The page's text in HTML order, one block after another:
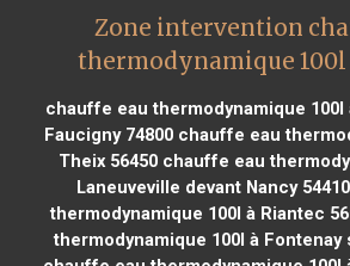
Zone intervention
thermodynamique 100l
chauffe eau thermodynamique 100l
Faucigny 74800chauffe eau
Theix 56450 chauffe eau
Laneuveville devant Nancy 54410
thermodynamique 100l à Riantec
thermodynamique 100l à Fontenay